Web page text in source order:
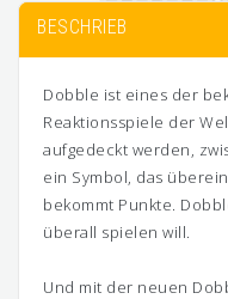
BESCHRIEB
Dobble ist eines der
Reaktionsspiele der
aufgedeckt werden,
ein Symbol, das
bekommt Punkte.
überall spielen will.
Und mit der neuen